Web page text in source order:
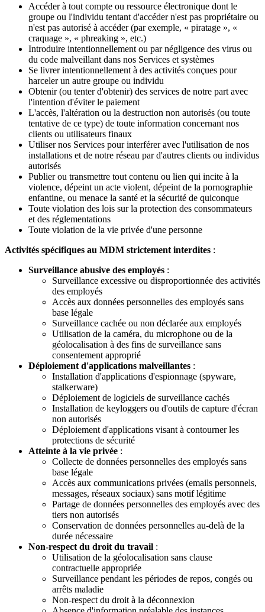
Accéder à tout compte ou ressource électronique dont le
groupe ou l'individu tentant d'accéder n'est pas propriétaire ou
n'est pas autorisé à accéder (par exemple, « piratage », «
craquage », « phreaking », etc.)
Introduire intentionnellement ou par négligence des virus ou
du code malveillant dans nos Services et systèmes
Se livrer intentionnellement à des activités conçues pour
harceler un autre groupe ou individu
Obtenir (ou tenter d'obtenir) des services de notre part avec
l'intention d'éviter le paiement
L'accès, l'altération ou la destruction non autorisés (ou toute
tentative de ce type) de toute information concernant nos
clients ou utilisateurs finaux
Utiliser nos Services pour interférer avec l'utilisation de nos
installations et de notre réseau par d'autres clients ou individus
autorisés
Publier ou transmettre tout contenu ou lien qui incite à la
violence, dépeint un acte violent, dépeint de la pornographie
enfantine, ou menace la santé et la sécurité de quiconque
Toute violation des lois sur la protection des consommateurs
et des réglementations
Toute violation de la vie privée d'une personne
Activités spécifiques au MDM strictement interdites :
Surveillance abusive des employés :
Surveillance excessive ou disproportionnée des activités
des employés
Accès aux données personnelles des employés sans
base légale
Surveillance cachée ou non déclarée aux employés
Utilisation de la caméra, du microphone ou de la
géolocalisation à des fins de surveillance sans
consentement approprié
Déploiement d'applications malveillantes :
Installation d'applications d'espionnage (spyware,
stalkerware)
Déploiement de logiciels de surveillance cachés
Installation de keyloggers ou d'outils de capture d'écran
non autorisés
Déploiement d'applications visant à contourner les
protections de sécurité
Atteinte à la vie privée :
Collecte de données personnelles des employés sans
base légale
Accès aux communications privées (emails personnels,
messages, réseaux sociaux) sans motif légitime
Partage de données personnelles des employés avec des
tiers non autorisés
Conservation de données personnelles au-delà de la
durée nécessaire
Non-respect du droit du travail :
Utilisation de la géolocalisation sans clause
contractuelle appropriée
Surveillance pendant les périodes de repos, congés ou
arrêts maladie
Non-respect du droit à la déconnexion